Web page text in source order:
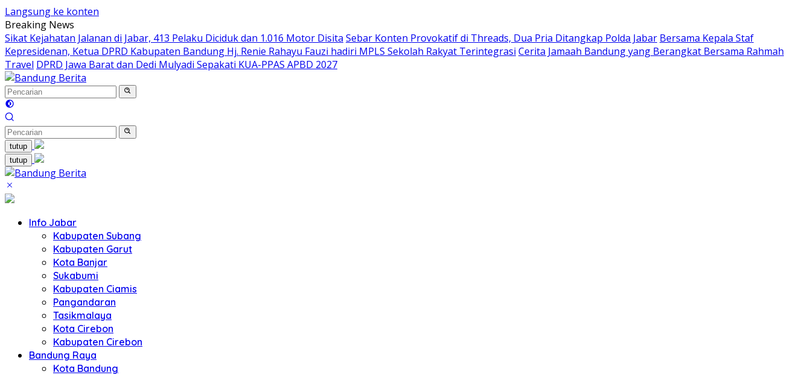
Langsung ke konten
Breaking News
Sikat Kejahatan Jalanan di Jabar, 413 Pelaku Diciduk dan 1.016 Motor Disita Sebar Konten Provokatif di Threads, Dua Pria Ditangkap Polda Jabar Bersama Kepala Staf
Kepresidenan, Ketua DPRD Kabupaten Bandung Hj. Renie Rahayu Fauzi hadiri MPLS Sekolah Rakyat Terintegrasi Cerita Jamaah Bandung yang Berangkat Bersama Rahmah
Travel DPRD Jawa Barat dan Dedi Mulyadi Sepakati KUA-PPAS APBD 2027
tutup
tutup
Info Jabar
Kabupaten Subang
Kabupaten Garut
Kota Banjar
Sukabumi
Kabupaten Ciamis
Pangandaran
Tasikmalaya
Kota Cirebon
Kabupaten Cirebon
Bandung Raya
Kota Bandung